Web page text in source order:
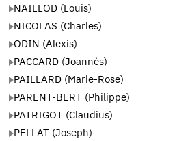
NAILLOD (Louis)
NICOLAS (Charles)
ODIN (Alexis)
PACCARD (Joannès)
PAILLARD (Marie-Rose)
PARENT-BERT (Philippe)
PATRIGOT (Claudius)
PELLAT (Joseph)